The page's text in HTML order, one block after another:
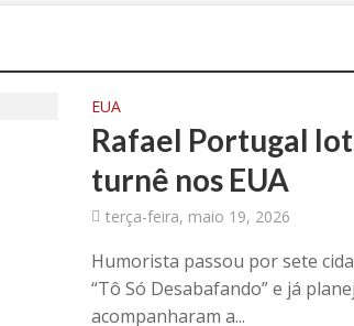
EUA
Rafael Portugal
turnê nos EUA
terça-feira, maio 19, 2026
Humorista passou por sete
“Tô Só Desabafando” e já
acompanharam a...